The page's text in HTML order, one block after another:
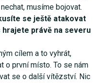
musíme bojovat.
se ještě atakovat
hrajete právě na severu
cílem a to vyhrát,
o první místo. To se nám
se o další vítězství. Nic